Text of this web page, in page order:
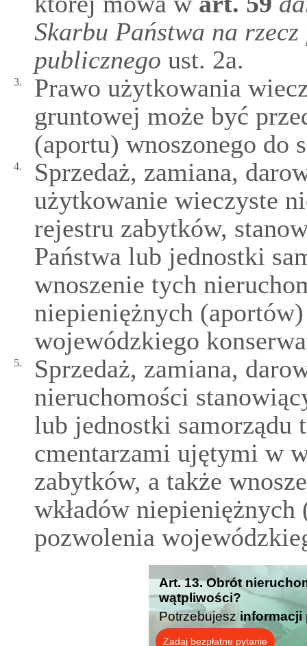
Skarbu Państwa na
publicznego ust. 2a.
3.
Prawo użytkowania
gruntowej może być
(aportu) wnoszonego do
4.
Sprzedaż, zamiana,
użytkowanie wieczyste
rejestru zabytków,
Państwa lub jednostki
wnoszenie tych
niepieniężnych
wojewódzkiego
5.
Sprzedaż, zamiana,
nieruchomości
lub jednostki samorządu
cmentarzami ujętymi w
zabytków, a także
wkładów niepieniężnych
pozwolenia
Art. 13. Obrót
wątpliwości?
Potrzebujesz informacji
Zadaj bezpłatne pytanie